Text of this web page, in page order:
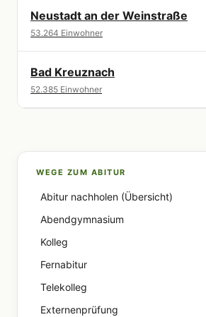
Neustadt an der Weinstraße
53.264 Einwohner
Bad Kreuznach
52.385 Einwohner
WEGE ZUM ABITUR
Abitur nachholen (Übersicht)
Abendgymnasium
Kolleg
Fernabitur
Telekolleg
Externenprüfung